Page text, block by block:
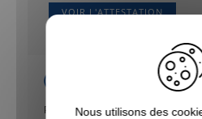
VOIR L'ATTESTATION
Publié le 09/11/2023 à 09:33
Produit conforme
Nous utilisons des